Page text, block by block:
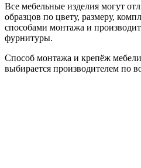
Все мебельные изделия могут
образцов по цвету, размеру,
способами монтажа и
фурнитуры.
Способ монтажа и крепёж
выбирается производителем по